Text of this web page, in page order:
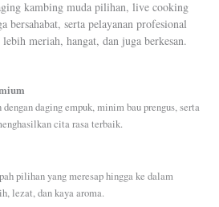
kambing muda pilihan, live cooking
bersahabat, serta pelayanan profesional
meriah, hangat, dan juga berkesan.
daging empuk, minim bau prengus, serta
cita rasa terbaik.
pilihan yang meresap hingga ke dalam
lezat, dan kaya aroma.